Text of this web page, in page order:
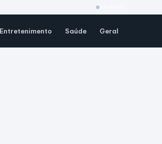
Entretenimento Saúde Geral